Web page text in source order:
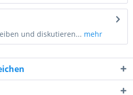
und diskutieren... mehr